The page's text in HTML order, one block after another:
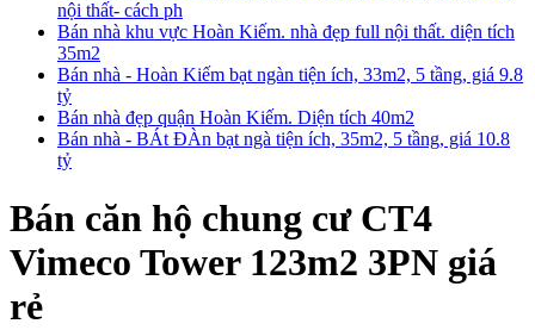
nội thất- cách ph
Bán nhà khu vực Hoàn Kiếm. nhà đẹp full nội thất. diện tích
35m2
Bán nhà - Hoàn Kiếm bạt ngàn tiện ích, 33m2, 5 tầng, giá 9.8
tỷ
Bán nhà đẹp quận Hoàn Kiếm. Diện tích 40m2
Bán nhà - BÁt ĐÀn bạt ngà tiện ích, 35m2, 5 tầng, giá 10.8
tỷ
Bán căn hộ chung cư CT4
Vimeco Tower 123m2 3PN giá
rẻ